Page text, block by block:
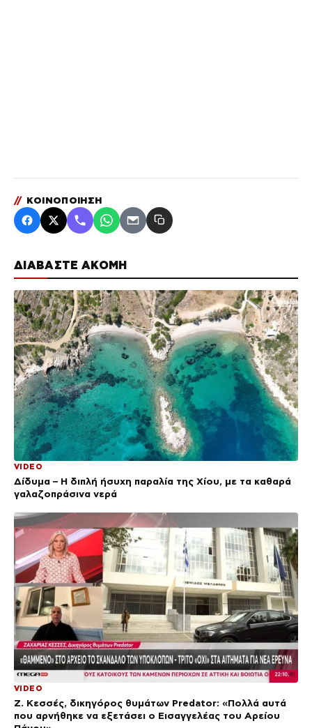
ΔΙΑΒΑΣΤΕ ΑΚΟΜΗ
VIDEO
Δίδυμα – Η διπλή ήσυχη παραλία της Χίου, με τα καθαρά
γαλαζοπράσινα νερά
VIDEO
Ζ. Κεσσές, δικηγόρος θυμάτων Predator: «Πολλά αυτά
που αρνήθηκε να εξετάσει ο Εισαγγελέας του Αρείου
// ΚΟΙΝΟΠΟΙΗΣΗ